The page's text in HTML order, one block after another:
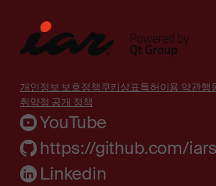
개인정보 보호정책쿠키상표특허이용 약관행
취약점 공개 정책
YouTube
https://github.com/
Linkedin